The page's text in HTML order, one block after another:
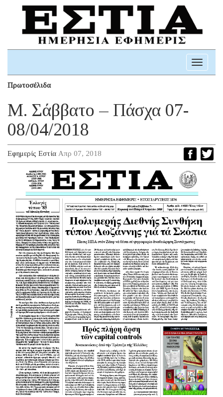
Toggle
Πρωτοσέλιδα
Μ. Σάββατο – Πάσχα 07-
08/04/2018
Εφημερίς Εστία Απρ 07, 2018